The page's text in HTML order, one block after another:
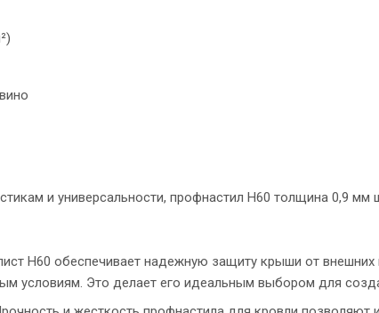
и универсальности, профнастил Н60 толщина 0,9
Н60 обеспечивает надежную защиту крыши от внешних
условиям. Это делает его идеальным выбором для